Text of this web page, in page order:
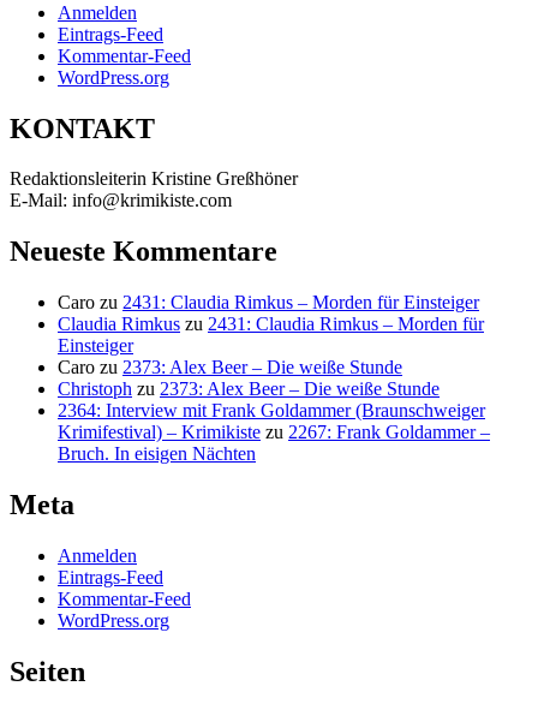
Anmelden
Eintrags-Feed
Kommentar-Feed
WordPress.org
KONTAKT
Redaktionsleiterin Kristine Greßhöner
E-Mail: info@krimikiste.com
Neueste Kommentare
Caro zu 2431: Claudia Rimkus – Morden für Einsteiger
Claudia Rimkus zu 2431: Claudia Rimkus – Morden für
Einsteiger
Caro zu 2373: Alex Beer – Die weiße Stunde
Christoph zu 2373: Alex Beer – Die weiße Stunde
2364: Interview mit Frank Goldammer (Braunschweiger
Krimifestival) – Krimikiste zu 2267: Frank Goldammer –
Bruch. In eisigen Nächten
Meta
Anmelden
Eintrags-Feed
Kommentar-Feed
WordPress.org
Seiten